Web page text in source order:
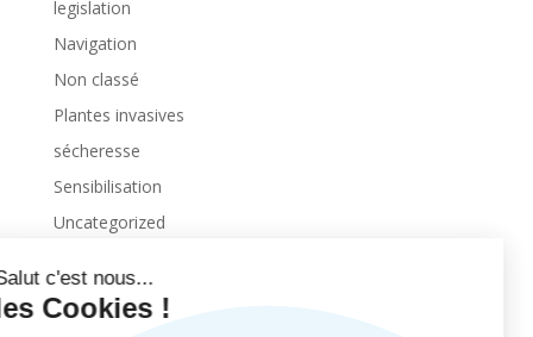
legislation
Navigation
Non classé
Plantes invasives
sécheresse
Sensibilisation
Uncategorized